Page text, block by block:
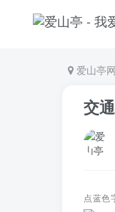
爱山亭网
交
点蓝色